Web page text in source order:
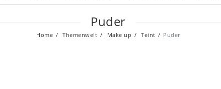
Puder
Home Themenwelt Make up Teint Puder